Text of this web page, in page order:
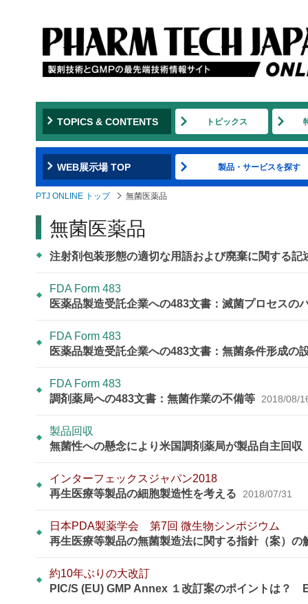
TOPICS & CONTENTS トピックス
WEB展示場 TOP 製品・サービスを探す
PTJ ONLINE トップ 無菌医薬品
無菌医薬品
注射剤包装形態の適切な用語および廃棄に関する
FDA Form 483
医薬品製造受託企業への483文書：滅菌プロセスの
FDA Form 483
医薬品製造受託企業への483文書：無菌条件形成の
FDA Form 483
調剤薬局への483文書：無菌作業の不備等
2018/08/
製品回収
無菌性への懸念により米国調剤薬局が製品自主回収
インターフェックスジャパン2018
再生医療等製品の細胞製造性を考える
2018/07/31
日本PDA製薬学会 第7回 微生物シンポジウム
再生医療等製品の無菌製造法に関する指針（案）
約10年ぶりの大改訂
PIC/S (EU) GMP Annex １改訂案のポイントは？